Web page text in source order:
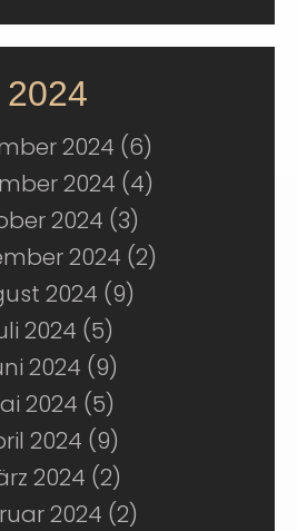
2024
2024 (6)
2024 (4)
2024 (3)
2024 (2)
2024 (9)
2024 (5)
2024 (9)
2024 (5)
2024 (9)
2024 (2)
2024 (2)